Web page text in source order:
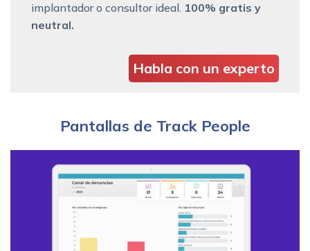
implantador o consultor ideal. 100% gratis y
neutral.
Habla con un experto
Pantallas de Track People